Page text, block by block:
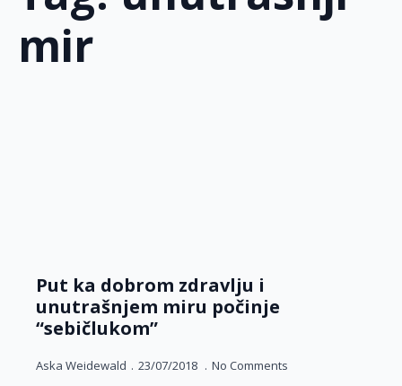
mir
Put ka dobrom zdravlju i
unutrašnjem miru počinje
“sebičlukom”
Aska Weidewald 23/07/2018 No Comments